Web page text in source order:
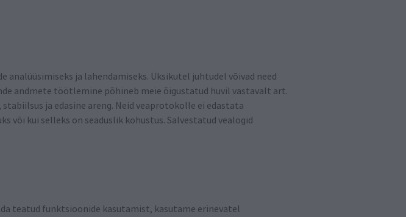
ja lahendamiseks. Üksikutel juhtudel võivad need
andmete töötlemine põhineb meie õigustatud huvil vastavalt art.
ja edasine areng. Neid veaprotokolle ei edastata
või kui selleks on seaduslik kohustus. Salvestatud vealogid
teatud funktsioonide kasutamist, kasutame erinevatel